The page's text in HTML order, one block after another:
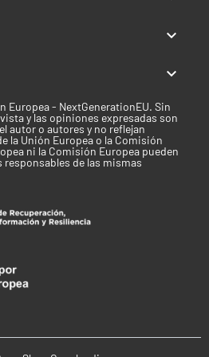


Europea - NextGenerationEU. Sin
y las opiniones expresadas son
autor o autores y no reflejan
la Unión Europea o la Comisión
ni la Comisión Europea pueden
responsables de las mismas